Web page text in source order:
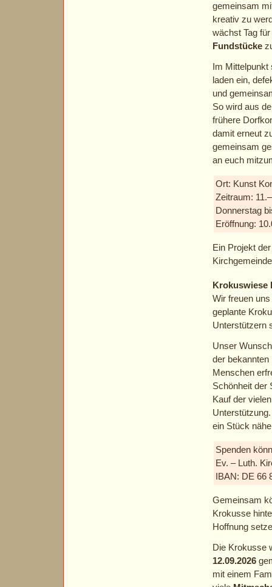
gemeinsam
kreativ zu
wächst Tag
Fundstücke
Im Mittelpunkt
laden ein,
und
So wird aus
frühere
damit erneut
gemeinsam
an euch
Ort: Kunst
Zeitraum:
Donnerstag
Eröffnung:
Ein Projekt
Krokuswiese
Wir freuen
geplante
Unterstützern
Unser
der
Menschen
Schönheit der
Kauf der
ein Stück
Spenden
Ev. – Luth.
IBAN: DE 66
Gemeinsam
Krokusse
Hoffnung
Die Krokusse
12.09.2026
mit einem